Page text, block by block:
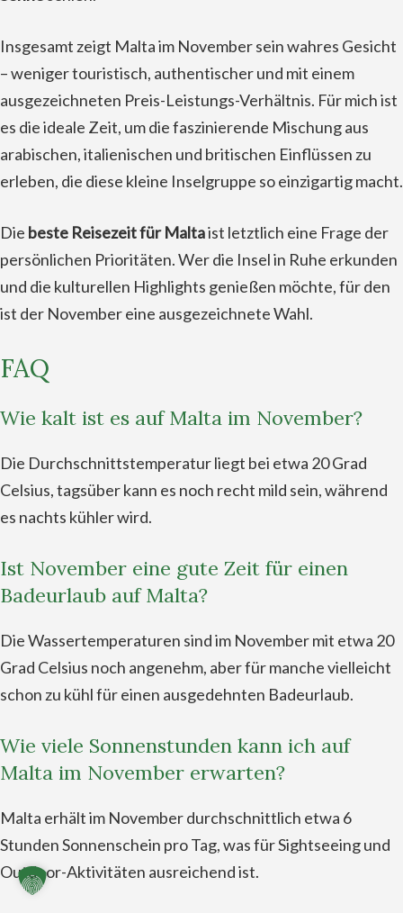
Insgesamt zeigt Malta im November sein wahres Gesicht
– weniger touristisch, authentischer und mit einem
ausgezeichneten Preis-Leistungs-Verhältnis. Für mich ist
es die ideale Zeit, um die faszinierende Mischung aus
arabischen, italienischen und britischen Einflüssen zu
erleben, die diese kleine Inselgruppe so einzigartig macht.
Die beste Reisezeit für Maltaist letztlich eine Frage der
persönlichen Prioritäten. Wer die Insel in Ruhe erkunden
und die kulturellen Highlights genießen möchte, für den
ist der November eine ausgezeichnete Wahl.
FAQ
Wie kalt ist es auf Malta im November?
Die Durchschnittstemperatur liegt bei etwa 20 Grad
Celsius, tagsüber kann es noch recht mild sein, während
es nachts kühler wird.
Ist November eine gute Zeit für einen
Badeurlaub auf Malta?
Die Wassertemperaturen sind im November mit etwa 20
Grad Celsius noch angenehm, aber für manche vielleicht
schon zu kühl für einen ausgedehnten Badeurlaub.
Wie viele Sonnenstunden kann ich auf
Malta im November erwarten?
Malta erhält im November durchschnittlich etwa 6
Stunden Sonnenschein pro Tag, was für Sightseeing und
Outdoor-Aktivitäten ausreichend ist.